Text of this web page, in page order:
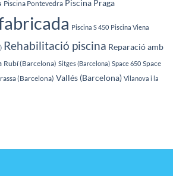
Piscina Pontevedra Piscina Praga
Piscina S 450 Piscina Viena
Rehabilitació piscina Reparació amb
Rubí (Barcelona) Sitges (Barcelona) Space 650 Space
(Barcelona) Vallés (Barcelona) Vilanova i la